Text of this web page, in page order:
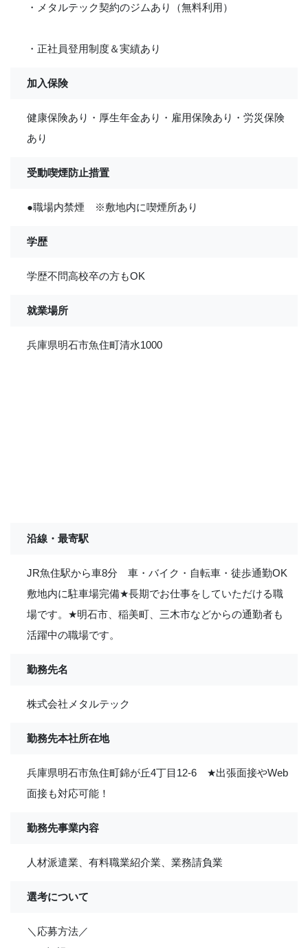
・メタルテック契約のジムあり（無料利用）
・正社員登用制度＆実績あり
加入保険
健康保険あり・厚生年金あり・雇用保険あり・労災保険
あり
受動喫煙防止措置
●職場内禁煙 ※敷地内に喫煙所あり
学歴
学歴不問高校卒の方もOK
就業場所
兵庫県明石市魚住町清水1000
沿線・最寄駅
JR魚住駅から車8分 車・バイク・自転車・徒歩通勤OK
敷地内に駐車場完備★長期でお仕事をしていただける職
場です。 ★明石市、稲美町、三木市などからの通勤者も
活躍中の職場です。
勤務先名
株式会社メタルテック
勤務先本社所在地
兵庫県明石市魚住町錦が丘4丁目12-6 ★出張面接やWeb
面接も対応可能！
勤務先事業内容
人材派遣業、有料職業紹介業、業務請負業
選考について
＼応募方法／